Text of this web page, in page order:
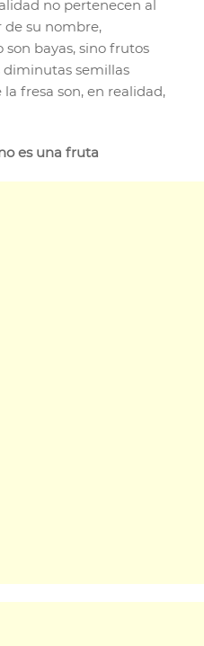
no pertenecen al
de su nombre,
bayas, sino frutos
diminutas semillas
fresa son, en realidad,
es una fruta